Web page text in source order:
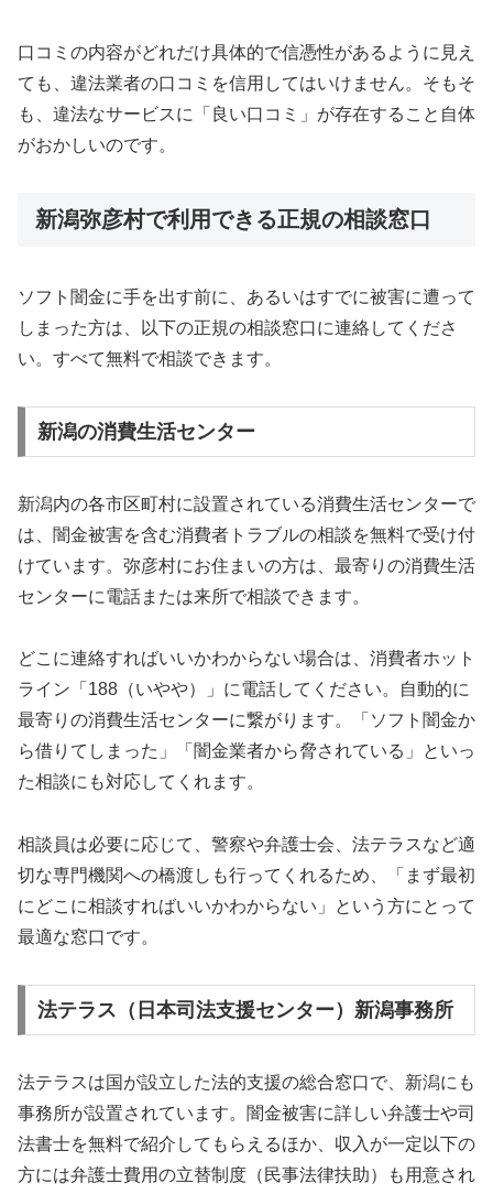
口コミの内容がどれだけ具体的で信憑性があるように見え
ても、違法業者の口コミを信用してはいけません。そもそ
も、違法なサービスに「良い口コミ」が存在すること自体
がおかしいのです。
新潟弥彦村で利用できる正規の相談窓口
ソフト闇金に手を出す前に、あるいはすでに被害に遭って
しまった方は、以下の正規の相談窓口に連絡してくださ
い。すべて無料で相談できます。
新潟の消費生活センター
新潟内の各市区町村に設置されている消費生活センターで
は、闇金被害を含む消費者トラブルの相談を無料で受け付
けています。弥彦村にお住まいの方は、最寄りの消費生活
センターに電話または来所で相談できます。
どこに連絡すればいいかわからない場合は、消費者ホット
ライン「188（いやや）」に電話してください。自動的に
最寄りの消費生活センターに繋がります。「ソフト闇金か
ら借りてしまった」「闇金業者から脅されている」といっ
た相談にも対応してくれます。
相談員は必要に応じて、警察や弁護士会、法テラスなど適
切な専門機関への橋渡しも行ってくれるため、「まず最初
にどこに相談すればいいかわからない」という方にとって
最適な窓口です。
法テラス（日本司法支援センター）新潟事務所
法テラスは国が設立した法的支援の総合窓口で、新潟にも
事務所が設置されています。闇金被害に詳しい弁護士や司
法書士を無料で紹介してもらえるほか、収入が一定以下の
方には弁護士費用の立替制度（民事法律扶助）も用意され